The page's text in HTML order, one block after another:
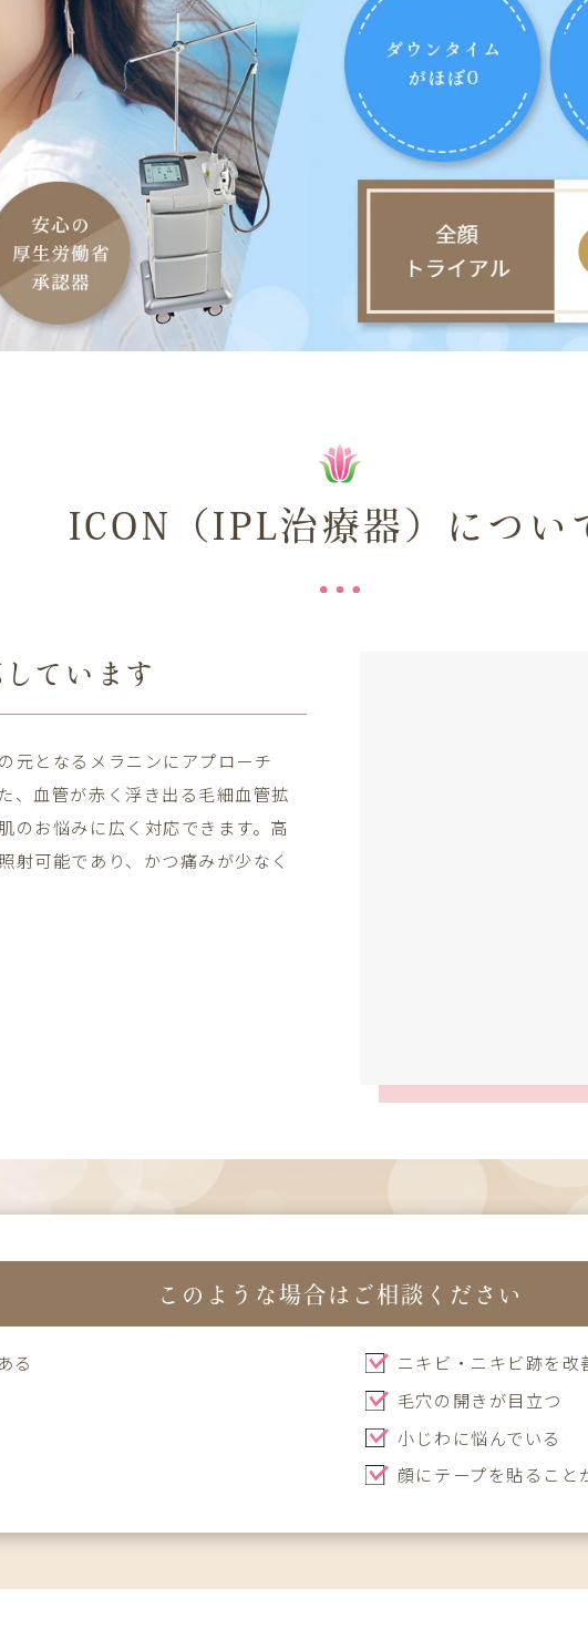
ICON（IPL治療器）につい
ています
元となるメラニンにアプローチ
、血管が赤く浮き出る毛細血管拡
のお悩みに広く対応できます。高
射可能であり、かつ痛みが少なく
このような場合はご相談ください
る
ニキビ・ニキビ跡を改
毛穴の開きが目立つ
小じわに悩んでいる
顔にテープを貼ること